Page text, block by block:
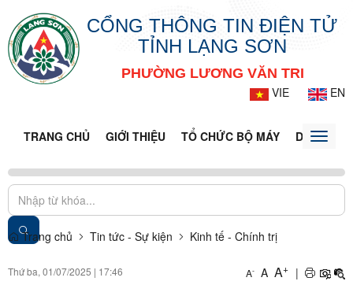
CỔNG THÔNG TIN ĐIỆN TỬ
TỈNH LẠNG SƠN
PHƯỜNG LƯƠNG VĂN TRI
VIE
EN
TRANG CHỦ GIỚI THIỆU TỔ CHỨC BỘ MÁY DOANH
Toggle
Trang chủ Tin tức - Sự kiện Kinh tế - Chính trị
Thứ ba, 01/07/2025 | 17:46 A- A A+ |